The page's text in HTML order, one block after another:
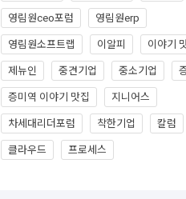
영림원ceo포럼
영림원erp
영림원소프트랩
이알피
이야기
제뉴인
중견기업 중소기업
증미역 이야기 맛집
지니어스
차세대리더포럼
착한기업
칼럼
클라우드
프로세스